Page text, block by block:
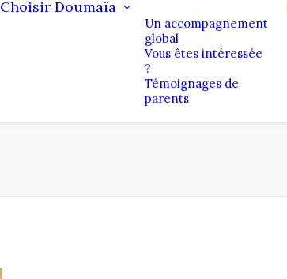
Choisir Doumaïa
Un accompagnement
global
Vous êtes intéressée
?
Témoignages de
parents